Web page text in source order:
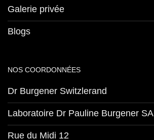
Galerie privée
Blogs
NOS COORDONNÉES
Dr Burgener Switzlerand
Laboratoire Dr Pauline Burgener SA
Rue du Midi 12